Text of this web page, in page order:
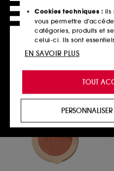
permanente LED
8,90€ Cookies techniques : ils
vous permettre
catégories, produits et
celui-ci. Ils sont
technique du site et ne
de vous offrir une
personnalisée en vous
produits, des services et
proposer des offres
votre profil.
Cookies réseaux
utilisés pour vous
de vous plaire via des
TOUT
EN SAVOIR PLUS